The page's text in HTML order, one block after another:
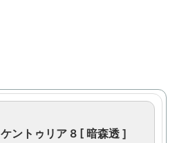
ケントゥリア 8 [ 暗森透 ]